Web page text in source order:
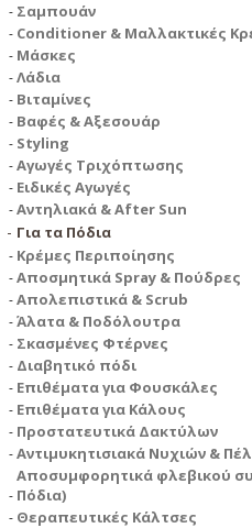
Σαμπουάν
Conditioner & Μαλλακτικές
Μάσκες
Λάδια
Βιταμίνες
Βαφές & Αξεσουάρ
Styling
Αγωγές Τριχόπτωσης
Ειδικές Αγωγές
Αντηλιακά & After Sun
Για τα Πόδια
Κρέμες Περιποίησης
Αποσμητικά Spray & Πούδρες
Απολεπιστικά & Scrub
Άλατα & Ποδόλουτρα
Σκασμένες Φτέρνες
Διαβητικό πόδι
Επιθέματα για Φουσκάλες
Επιθέματα για Κάλους
Προστατευτικά Δακτύλων
Αντιμυκητισιακά Νυχιών &
Αποσυμφορητικά φλεβικού
Πόδια)
Θεραπευτικές Κάλτσες